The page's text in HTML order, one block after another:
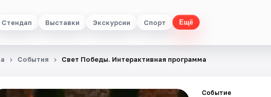
Стендап Выставки Экскурсии Спорт Ещё
События Свет Победы. Интерактивная программа
Событие